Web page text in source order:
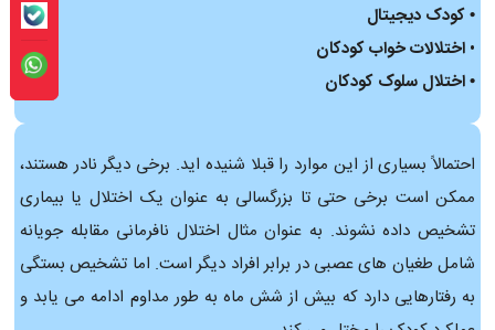
• کودک دیجیتال
• اختلالات خواب کودکان
• اختلال سلوک کودکان
احتمالاً بسیاری از این موارد را قبلا شنیده اید. برخی دیگر نادر هستند،
ممکن است برخی حتی تا بزرگسالی به عنوان یک اختلال یا بیماری
تشخیص داده نشوند. به عنوان مثال اختلال نافرمانی مقابله جویانه
شامل طغیان های عصبی در برابر افراد دیگر است. اما تشخیص بستگی
به رفتارهایی دارد که بیش از شش ماه به طور مداوم ادامه می یابد و